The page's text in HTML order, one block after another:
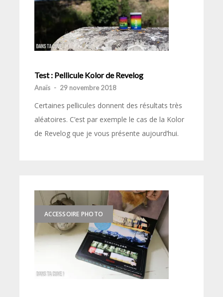
Test : Pellicule Kolor de Revelog
Anaïs - 29 novembre 2018
Certaines pellicules donnent des résultats très
aléatoires. C’est par exemple le cas de la Kolor
de Revelog que je vous présente aujourd’hui.
ACCESSOIRE PHOTO